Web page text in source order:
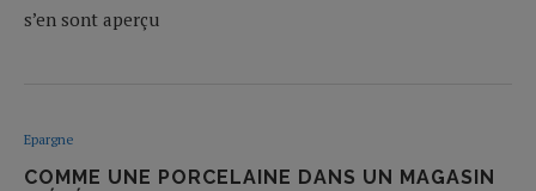
s’en sont aperçu
Epargne
COMME UNE PORCELAINE DANS UN MAGASIN